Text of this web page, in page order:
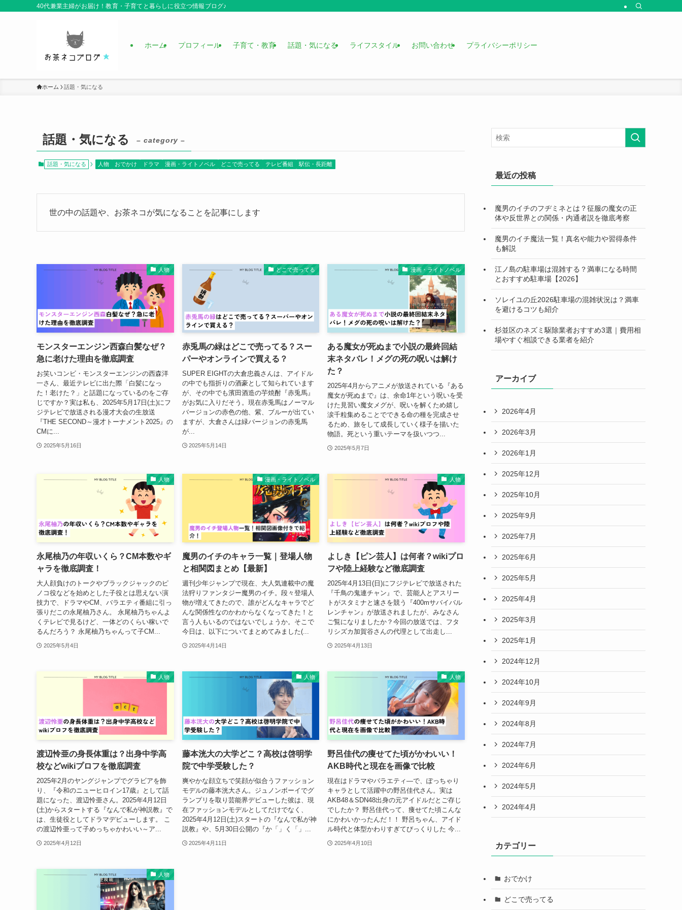
40代兼業主婦がお届け！教育・子育てと暮らしに役立つ情報ブログ♪
ホーム プロフィール 子育て・教育 話題・気になる ライフスタイル お問い合わせ プライバシーポリシー
ホーム 話題・気になる
話題・気になる – category –
話題・気になる 人物 おでかけ ドラマ 漫画・ライトノベル どこで売ってる テレビ番組 駅伝・長距離
世の中の話題や、お茶ネコが気になることを記事にします
人物
モンスターエンジン西森白髪なぜ？
急に老けた理由を徹底調査
お笑いコンビ・モンスターエンジンの西森洋
一さん、最近テレビに出た際「白髪になっ
た！老けた？」と話題になっているのをご存
じですか？実は私も、2025年5月17日(土)にフ
ジテレビで放送される漫才大会の生放送
『THE SECOND～漫才トーナメント2025』の
CMに...
2025年5月16日
どこで売ってる
赤兎馬の緑はどこで売ってる？スー
パーやオンラインで買える？
SUPER EIGHTの大倉忠義さんは、アイドル
の中でも指折りの酒豪として知られています
が、その中でも濱田酒造の芋焼酎『赤兎馬』
がお気に入りだそう。現在赤兎馬はノーマル
バージョンの赤色の他、紫、ブルーが出てい
ますが、大倉さんは緑バージョンの赤兎馬
が...
2025年5月14日
漫画・ライトノベル
ある魔女が死ぬまで小説の最終回結
末ネタバレ！メグの死の呪いは解け
た？
2025年4月からアニメが放送されている『ある
魔女が死ぬまで』は、余命1年という呪いを受
けた見習い魔女メグが、呪いを解くため嬉し
涙千粒集めることでできる命の種を完成させ
るため、旅をして成長していく様子を描いた
物語。死という重いテーマを扱いつつ...
2025年5月7日
人物
永尾柚乃の年収いくら？CM本数やギ
ャラを徹底調査！
大人顔負けのトークやブラックジャックのピ
ノコ役などを始めとした子役とは思えない演
技力で、ドラマやCM、バラエティ番組に引っ
張りだこの永尾柚乃さん。 永尾柚乃ちゃんよ
くテレビで見るけど、一体どのくらい稼いで
るんだろう？ 永尾柚乃ちゃんって子CM...
2025年5月4日
漫画・ライトノベル
魔男のイチのキャラ一覧｜登場人物
と相関図まとめ【最新】
週刊少年ジャンプで現在、大人気連載中の魔
法狩りファンタジー魔男のイチ。段々登場人
物が増えてきたので、誰がどんなキャラでど
んな関係性なのかわからなくなってきた！と
言う人もいるのではないでしょうか。そこで
今日は、以下についてまとめてみました(...
2025年4月14日
人物
よしき【ピン芸人】は何者？wikiプロ
フや陸上経験など徹底調査
2025年4月13日(日)にフジテレビで放送された
『千鳥の鬼連チャン』で、芸能人とアスリー
トがスタミナと速さを競う『400mサバイバル
レンチャン』が放送されましたが、みなさん
ご覧になりましたか？今回の放送では、フタ
リシズカ加賀谷さんの代理として出走し...
2025年4月13日
人物
渡辺怜亜の身長体重は？出身中学高
校などwikiプロフを徹底調査
2025年2月のヤングジャンプでグラビアを飾
り、『令和のニューヒロイン17歳』として話
題になった、渡辺怜亜さん。2025年4月12日
(土)からスタートする『なんで私が神説教』で
は、生徒役としてドラマデビューします。 こ
の渡辺怜亜って子めっちゃかわいい～ア...
2025年4月12日
人物
藤本洸大の大学どこ？高校は啓明学
院で中学受験した？
爽やかな顔立ちで笑顔が似合うファッション
モデルの藤本洸大さん。ジュノンボーイでグ
ランプリを取り芸能界デビューした彼は、現
在ファッションモデルとしてだけでなく、
2025年4月12日(土)スタートの『なんで私が神
説教』や、5月30日公開の『か「」く「」...
2025年4月11日
人物
野呂佳代の痩せてた頃がかわいい！
AKB時代と現在を画像で比較
現在はドラマやバラエティ―で、ぽっちゃり
キャラとして活躍中の野呂佳代さん。実は
AKB48＆SDN48出身の元アイドルだとご存じ
でしたか？ 野呂佳代って、痩せてた頃こんな
にかわいかったんだ！！ 野呂ちゃん、アイド
ル時代と体型かわりすぎてびっくりした 今...
2025年4月10日
人物
最近の投稿
魔男のイチのフヂミネとは？征服の魔女の正
体や反世界との関係・内通者説を徹底考察
魔男のイチ魔法一覧！真名や能力や習得条件
も解説
江ノ島の駐車場は混雑する？満車になる時間
とおすすめ駐車場【2026】
ソレイユの丘2026駐車場の混雑状況は？満車
を避けるコツも紹介
杉並区のネズミ駆除業者おすすめ3選｜費用相
場やすぐ相談できる業者を紹介
アーカイブ
2026年4月
2026年3月
2026年1月
2025年12月
2025年10月
2025年9月
2025年7月
2025年6月
2025年5月
2025年4月
2025年3月
2025年1月
2024年12月
2024年10月
2024年9月
2024年8月
2024年7月
2024年6月
2024年5月
2024年4月
カテゴリー
おでかけ
どこで売ってる